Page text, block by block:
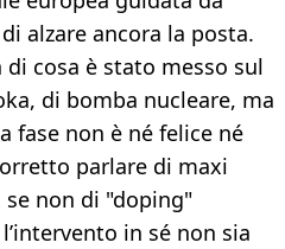
alzare ancora la posta.
di cosa è stato messo sul
di bomba nucleare, ma
fase non è né felice né
parlare di maxi
non di "doping"
in sé non sia